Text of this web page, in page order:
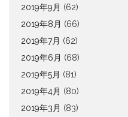
2019年9月 (62)
2019年8月 (66)
2019年7月 (62)
2019年6月 (68)
2019年5月 (81)
2019年4月 (80)
2019年3月 (83)